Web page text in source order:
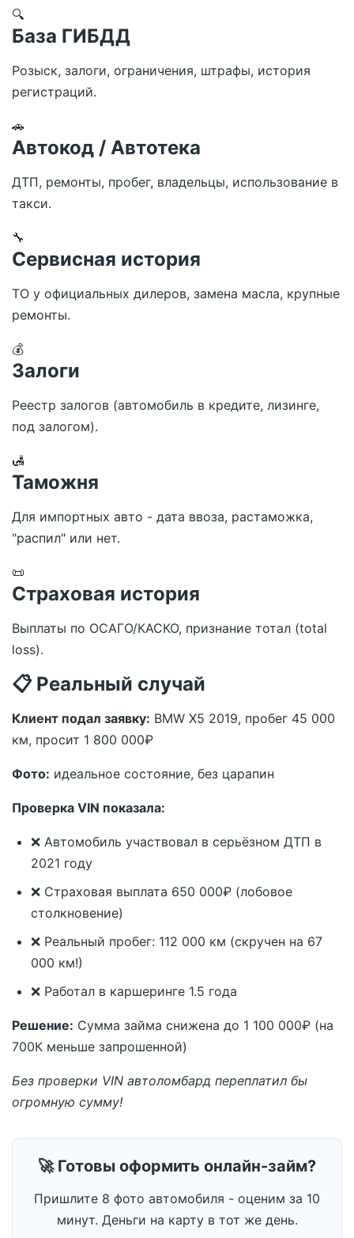
🔍
База ГИБДД
Розыск, залоги, ограничения, штрафы, история
регистраций.
🚗
Автокод / Автотека
ДТП, ремонты, пробег, владельцы, использование в
такси.
🔧
Сервисная история
ТО у официальных дилеров, замена масла, крупные
ремонты.
💰
Залоги
Реестр залогов (автомобиль в кредите, лизинге,
под залогом).
🛃
Таможня
Для импортных авто - дата ввоза, растаможка,
"распил" или нет.
📜
Страховая история
Выплаты по ОСАГО/КАСКО, признание тотал (total
loss).
📋 Реальный случай
Клиент подал заявку: BMW X5 2019, пробег 45 000
км, просит 1 800 000₽
Фото: идеальное состояние, без царапин
Проверка VIN показала:
❌ Автомобиль участвовал в серьёзном ДТП в
2021 году
❌ Страховая выплата 650 000₽ (лобовое
столкновение)
❌ Реальный пробег: 112 000 км (скручен на 67
000 км!)
❌ Работал в каршеринге 1.5 года
Решение: Сумма займа снижена до 1 100 000₽ (на
700К меньше запрошенной)
Без проверки VIN автоломбард переплатил бы
огромную сумму!
🚀 Готовы оформить онлайн-займ?
Пришлите 8 фото автомобиля - оценим за 10
минут. Деньги на карту в тот же день.